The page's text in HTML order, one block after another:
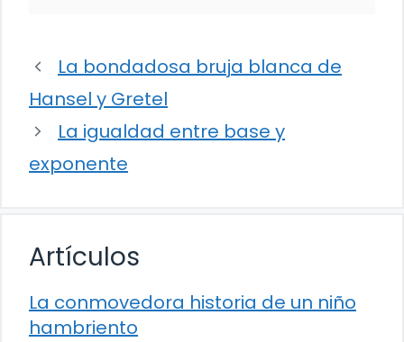
La bondadosa bruja blanca de
Hansel y Gretel
La igualdad entre base y
exponente
Artículos
La conmovedora historia de un niño
hambriento